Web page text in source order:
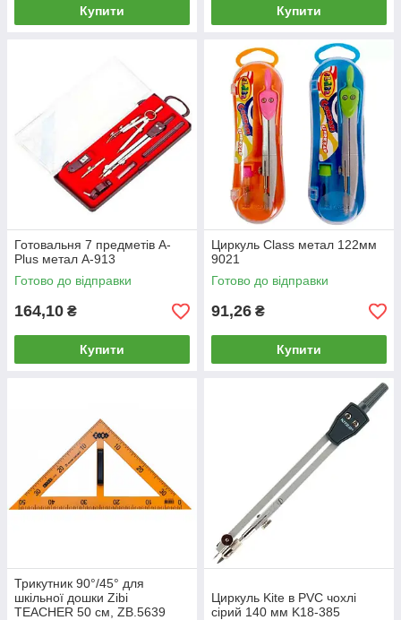
Купити Купити
Готовальня 7 предметів A-
Plus метал А-913
Готово до відправки
164,10 ₴
Купити
Циркуль Class метал 122мм
9021
Готово до відправки
91,26 ₴
Купити
Трикутник 90°/45° для
шкільної дошки Zibi
TEACHER 50 см, ZB.5639
Циркуль Kite в PVC чохлі
сірий 140 мм K18-385